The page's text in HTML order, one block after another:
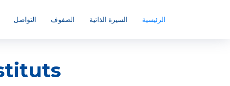
الرئيسية السيرة الذاتية الصفوف التواصل